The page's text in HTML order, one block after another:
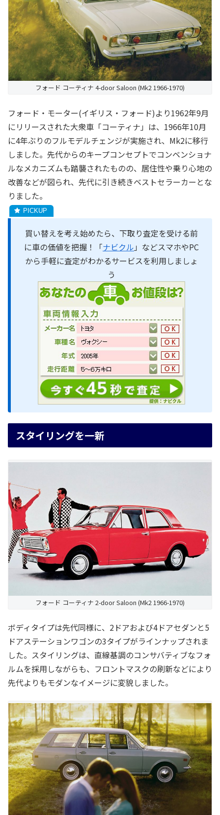
フォード コーティナ 4-door Saloon (Mk2 1966-1970)
フォード・モーター(イギリス・フォード)より1962年9月
にリリースされた大衆車「コーティナ」は、1966年10月
に4年ぶりのフルモデルチェンジが実施され、Mk2に移行
しました。先代からのキープコンセプトでコンベンショナ
ルなメカニズムも踏襲されたものの、居住性や乗り心地の
改善などが図られ、先代に引き続きベストセラーカーとな
りました。
買い替えを考え始めたら、下取り査定を受ける前
に車の価値を把握！「ナビクル 」などスマホやPC
から手軽に査定がわかるサービスを利用しましょ
う
スタイリングを一新
フォード コーティナ 2-door Saloon (Mk2 1966-1970)
ボディタイプは先代同様に、2ドアおよび4ドアセダンと5
ドアステーションワゴンの3タイプがラインナップされま
した。スタイリングは、直線基調のコンサバティブなフォ
ルムを採用しながらも、フロントマスクの刷新などにより
先代よりもモダンなイメージに変貌しました。